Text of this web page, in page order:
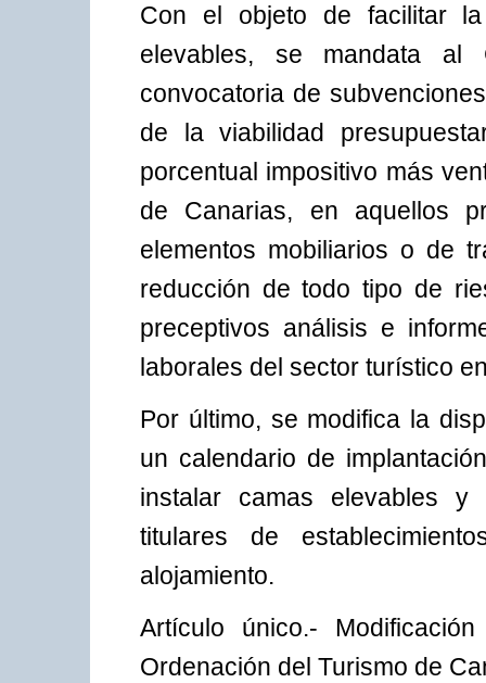
Con el objeto de facilitar
elevables, se mandata
convocatoria de
de la viabilidad
porcentual impositivo más
de Canarias, en aquellos
elementos mobiliarios o de
reducción de todo tipo de
preceptivos análisis e
laborales del sector turístico
Por último, se modifica la
un calendario de
instalar camas elevables y
titulares de
alojamiento.
Artículo único.-
Ordenación del Turismo de